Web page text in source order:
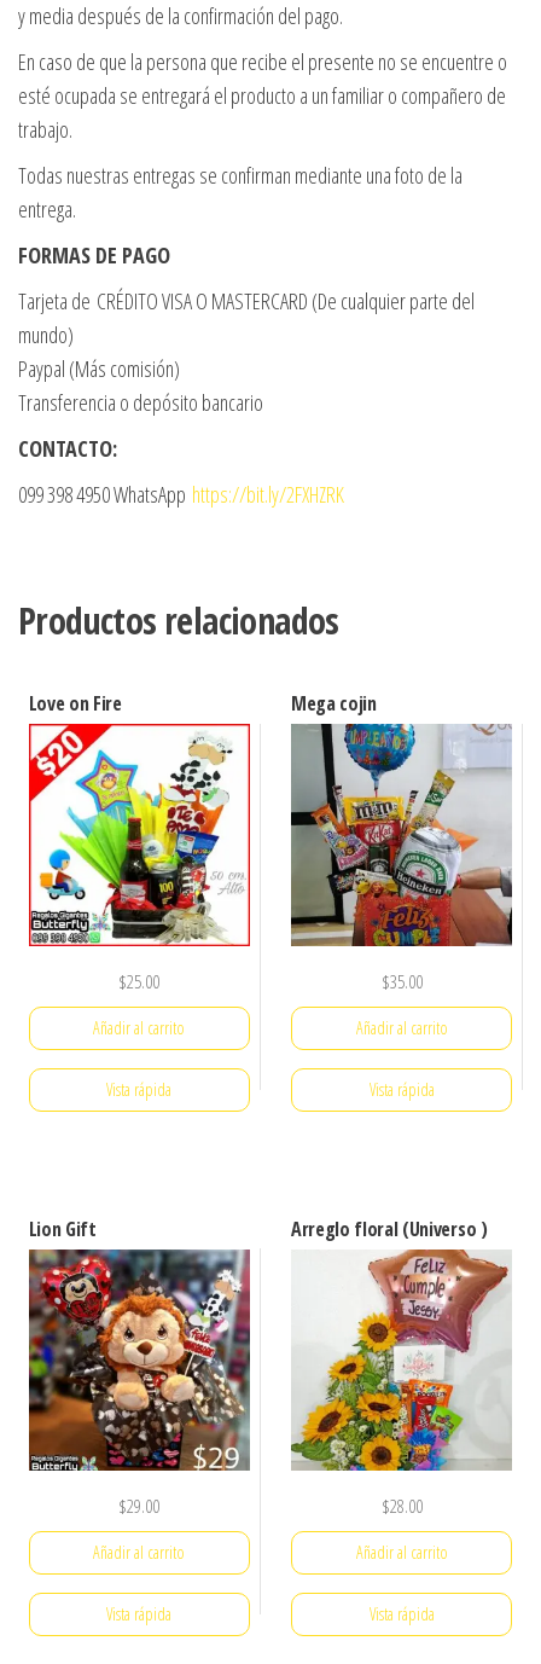
y media después de la confirmación del pago.
En caso de que la persona que recibe el presente no se encuentre o
esté ocupada se entregará el producto a un familiar o compañero de
trabajo.
Todas nuestras entregas se confirman mediante una foto de la
entrega.
FORMAS DE PAGO
Tarjeta de CRÉDITO VISA O MASTERCARD (De cualquier parte del
mundo)
Paypal (Más comisión)
Transferencia o depósito bancario
CONTACTO:
099 398 4950 WhatsApp https://bit.ly/2FXHZRK
Productos relacionados
Love on Fire
$25.00
Añadir al carrito
Vista rápida
Mega cojin
$35.00
Añadir al carrito
Vista rápida
Lion Gift
$29.00
Añadir al carrito
Vista rápida
Arreglo floral (Universo )
$28.00
Añadir al carrito
Vista rápida